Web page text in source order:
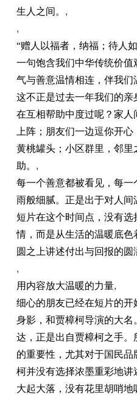
生人之间。 ,
,
“赠人以福者，纳福；待人
一句饱含我们中华传统价值
气与善意温情相连，伴我们
这不正是过去一年我们的
在互相帮助中度过呢？家人
上阵；朋友们一边逗你开
黄桃罐头；小区群里，邻
助。 ,
每一个善意都被看见，每
雨般细腻。正是出于对人
短片在这个时间点，没有
情，而是从生活的温暖底色
圆之上讲述付出与回报的圆
,
用内容放大温暖的力量,
细心的朋友已经在短片的开
身影，和贾樟柯导演的大
达，正是出自贾樟柯之手
的重要性 ，尤其对于国民
柯并没有选择浓墨重彩地讲
大起大落，没有花里胡哨